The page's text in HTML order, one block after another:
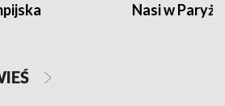
Nasi w Paryżu